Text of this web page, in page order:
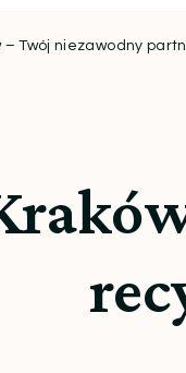
– Twój niezawodny